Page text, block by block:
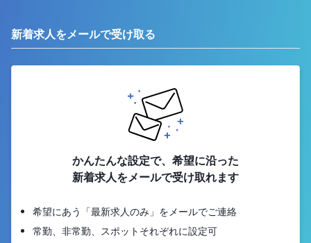
新着求人をメールで受け取る
かんたんな設定で、希望に沿った
新着求人をメールで受け取れます
希望にあう「最新求人のみ」をメールでご連絡
常勤、非常勤、スポットそれぞれに設定可